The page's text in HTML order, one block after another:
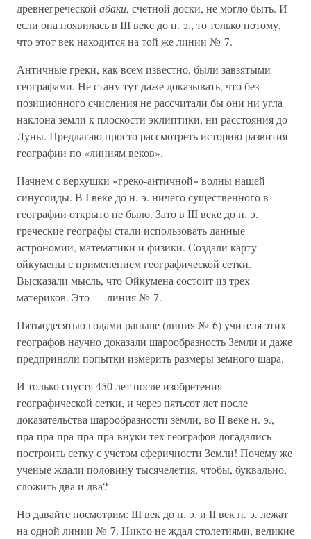
древнегреческой абаки, счетной доски, не могло быть. И
если она появилась в III веке до н. э., то только потому,
что этот век находится на той же линии № 7.
Античные греки, как всем известно, были завзятыми
географами. Не стану тут даже доказывать, что без
позиционного счисления не рассчитали бы они ни угла
наклона земли к плоскости эклиптики, ни расстояния до
Луны. Предлагаю просто рассмотреть историю развития
географии по «линиям веков».
Начнем с верхушки «греко-античной» волны нашей
синусоиды. В I веке до н. э. ничего существенного в
географии открыто не было. Зато в III веке до н. э.
греческие географы стали использовать данные
астрономии, математики и физики. Создали карту
ойкумены с применением географической сетки.
Высказали мысль, что Ойкумена состоит из трех
материков. Это — линия № 7.
Пятьюдесятью годами раньше (линия № 6) учителя этих
географов научно доказали шарообразность Земли и даже
предприняли попытки измерить размеры земного шара.
И только спустя 450 лет после изобретения
географической сетки, и через пятьсот лет после
доказательства шарообразности земли, во II веке н. э.,
пра-пра-пра-пра-пра-внуки тех географов догадались
построить сетку с учетом сферичности Земли! Почему же
ученые ждали половину тысячелетия, чтобы, буквально,
сложить два и два?
Но давайте посмотрим: III век до н. э. и II век н. э. лежат
на одной линии № 7. Никто не ждал столетиями, великие